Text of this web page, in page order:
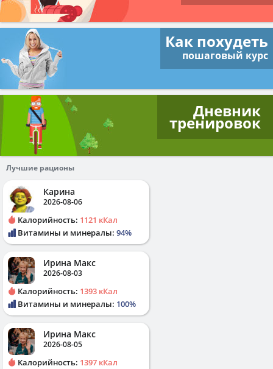
Как похудеть
пошаговый курс
Дневник
тренировок
Лучшие рационы
Карина
2026-08-06
Калорийность: 1121 кКал
Витамины и минералы: 94%
Ирина Макс
2026-08-03
Калорийность: 1393 кКал
Витамины и минералы: 100%
Ирина Макс
2026-08-05
Калорийность: 1397 кКал